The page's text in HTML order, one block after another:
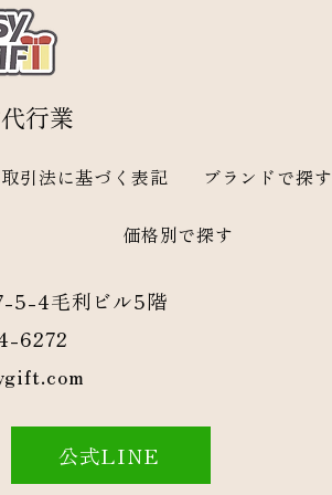
行業
引法に基づく表記 ブランドで探す
価格別で探す
5-4毛利ビル5階
6272
公式LINE